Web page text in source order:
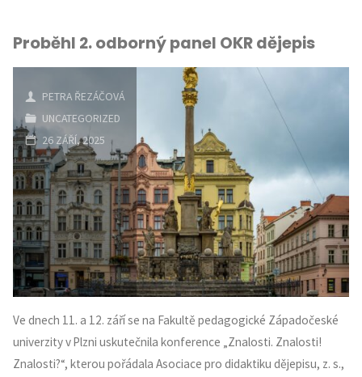
Proběhl 2. odborný panel OKR dějepis
PETRA ŘEZÁČOVÁ
UNCATEGORIZED
26 ZÁŘÍ, 2025
Ve dnech 11. a 12. září se na Fakultě pedagogické Západočeské
univerzity v Plzni uskutečnila konference „Znalosti. Znalosti!
Znalosti?“, kterou pořádala Asociace pro didaktiku dějepisu, z. s.,